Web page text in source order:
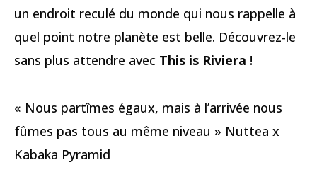
un endroit reculé du monde qui nous rappelle à
quel point notre planète est belle. Découvrez-le
sans plus attendre avec This is Riviera !
« Nous partîmes égaux, mais à l’arrivée nous
fûmes pas tous au même niveau » Nuttea x
Kabaka Pyramid